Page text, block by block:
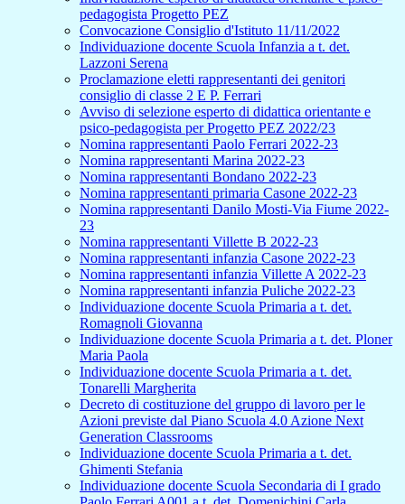
pedagogista Progetto PEZ
Convocazione Consiglio d'Istituto 11/11/2022
Individuazione docente Scuola Infanzia a t. det.
Lazzoni Serena
Proclamazione eletti rappresentanti dei genitori
consiglio di classe 2 E P. Ferrari
Avviso di selezione esperto di didattica orientante e
psico-pedagogista per Progetto PEZ 2022/23
Nomina rappresentanti Paolo Ferrari 2022-23
Nomina rappresentanti Marina 2022-23
Nomina rappresentanti Bondano 2022-23
Nomina rappresentanti primaria Casone 2022-23
Nomina rappresentanti Danilo Mosti-Via Fiume 2022-
23
Nomina rappresentanti Villette B 2022-23
Nomina rappresentanti infanzia Casone 2022-23
Nomina rappresentanti infanzia Villette A 2022-23
Nomina rappresentanti infanzia Puliche 2022-23
Individuazione docente Scuola Primaria a t. det.
Romagnoli Giovanna
Individuazione docente Scuola Primaria a t. det. Ploner
Maria Paola
Individuazione docente Scuola Primaria a t. det.
Tonarelli Margherita
Decreto di costituzione del gruppo di lavoro per le
Azioni previste dal Piano Scuola 4.0 Azione Next
Generation Classrooms
Individuazione docente Scuola Primaria a t. det.
Ghimenti Stefania
Individuazione docente Scuola Secondaria di I grado